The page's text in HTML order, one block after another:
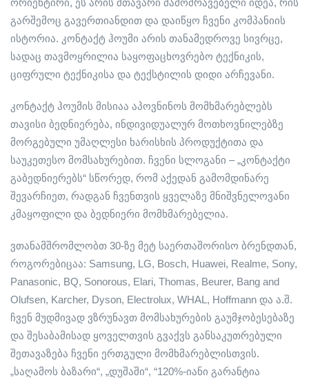
ორიენტირი, ეს არის მთავარი მამოძრავებელი იდეა, რის
გარშემოც გავერთიანდით და დაიწყო ჩვენი კომპანიის
ისტორია. კონტაქტ ჰოუმი არის თანამედროვე სივრცე,
სადაც თავმოყრილია საყოფაცხოვრებო ტექნიკის,
ციფრული ტექნიკისა და ტექსტილის დიდი არჩევანი.
კონტაქტ ჰოუმის მისიაა აპოვნინოს მომხმარებლებს
თავისი ბედნიერება, ინდივიდუალურ მოთხოვნილებზე
მორგებული უმაღლესი ხარისხის პროდუქტითა და
საუკეთესო მომსახურებით. ჩვენი სლოგანი – „კონტაქტი
გაბედნიერებს“ სწორედ, რომ აქედან გამომდინარე
შევარჩიეთ, რადგან ჩვენთვის ყველაზე მნიშვნელოვანი
კმაყოფილი და ბედნიერი მომხმარებელია.
ვთანამშრომლობთ 30-ზე მეტ საერთაშორისო ბრენდთან,
როგორებიცაა: Samsung, LG, Bosch, Huawei, Realme, Sony,
Panasonic, BQ, Sonorous, Elari, Thomas, Beurer, Bang and
Olufsen, Karcher, Dyson, Electrolux, WHAL, Hoffmann და ა.შ.
ჩვენ მუდმივად ვზრუნავთ მომსახურების გაუმჯობესებაზე
და შესაბამისად ყოველთვის გვაქვს განსაკუთრებული
შეთავაზება ჩვენი ერთგული მომხმარებლისთვის.
„საღამოს ბაზარი“, „დუშაში“, “120%-იანი გარანტია